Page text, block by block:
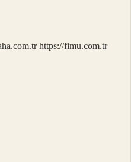
https://fimu.com.tr